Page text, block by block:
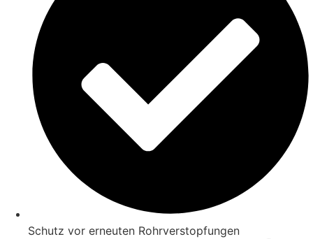
Schutz vor erneuten Rohrverstopfungen